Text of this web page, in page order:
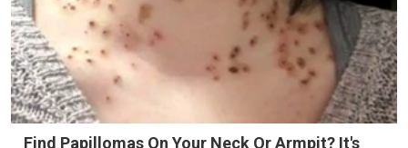
Find Papillomas On Your Neck Or Armpit? It's